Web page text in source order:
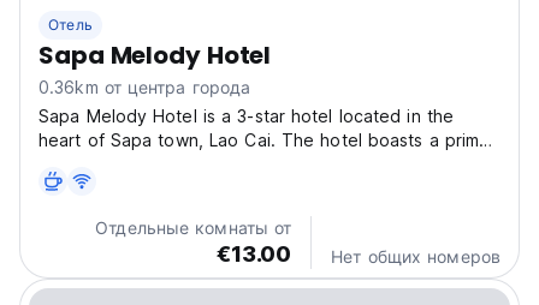
Отель
Sapa Melody Hotel
0.36km от центра города
Sapa Melody Hotel is a 3-star hotel located in the
heart of Sapa town, Lao Cai. The hotel boasts a prime
Stone Church, Sapa's Square, and Sun Plaza. With a
view overlooking Ham Rong Mountain, Sapa Melody...
Отдельные комнаты от
€13.00 Нет общих номеров